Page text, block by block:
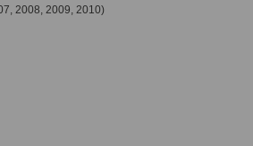
2008, 2009, 2010)